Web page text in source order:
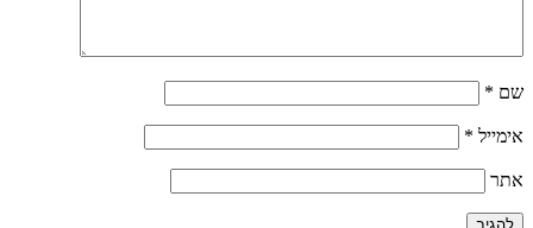
שם *
אימייל *
אתר